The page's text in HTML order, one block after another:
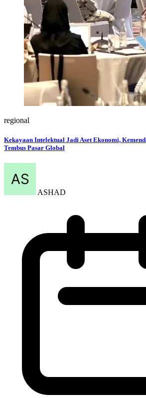
regional
Kekayaan Intelektual Jadi Aset Ekonomi,
Tembus Pasar Global
ASHAD